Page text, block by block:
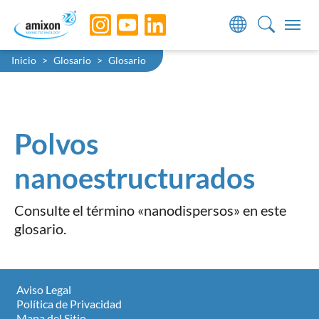
Skip to main navigation
Skip to main content
Skip to page footer
You are here:
Inicio Glosario Glosario
Polvos
nanoestructurados
Consulte el término «nanodispersos» en este
glosario.
Aviso Legal
Política de Privacidad